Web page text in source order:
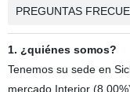
PREGUNTAS
1. ¿quiénes somos?
Tenemos su sede en
mercado Interior